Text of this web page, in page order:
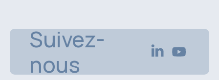
Suivez-
nous